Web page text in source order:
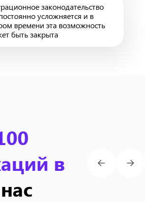
законодательство
усложняется и в
времени эта возможность
быть закрыта
в